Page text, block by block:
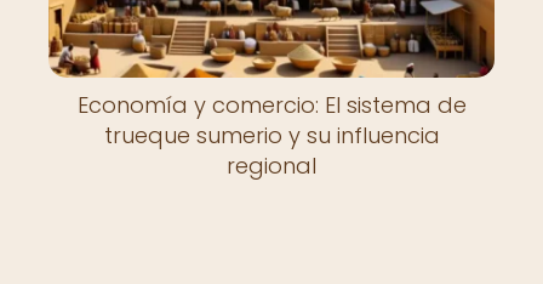
Economía y comercio: El sistema de
trueque sumerio y su influencia
regional